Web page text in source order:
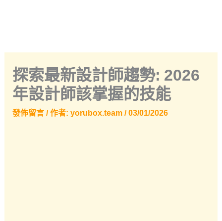
探索最新設計師趨勢: 2026
年設計師該掌握的技能
發佈留言/ 作者: yorubox.team/03/01/2026